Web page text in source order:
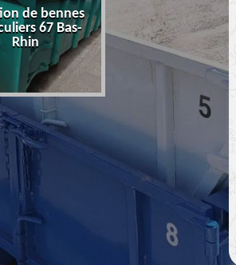
de bennes
67 Bas-
Rhin
Location de
chargement
67 Bas-Rhin